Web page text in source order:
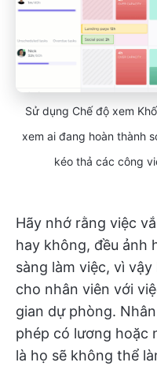
Sử dụng Chế độ xem
xem ai đang hoàn thành
kéo thả các công
Hãy nhớ rằng việc
hay không, đều ảnh
sàng làm việc, vì
cho nhân viên với
gian dự phòng.
phép có lương hoặc
là họ sẽ không thể